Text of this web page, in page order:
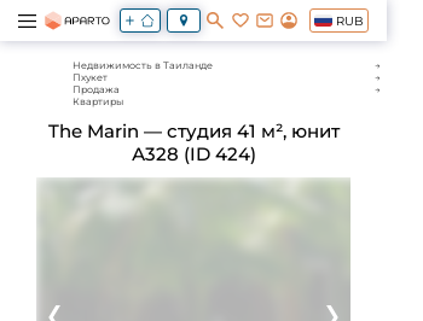
RUB
Недвижимость в Таиланде
Пхукет
Продажа
Квартиры
The Marin — студия 41 м², юнит
А328 (ID 424)